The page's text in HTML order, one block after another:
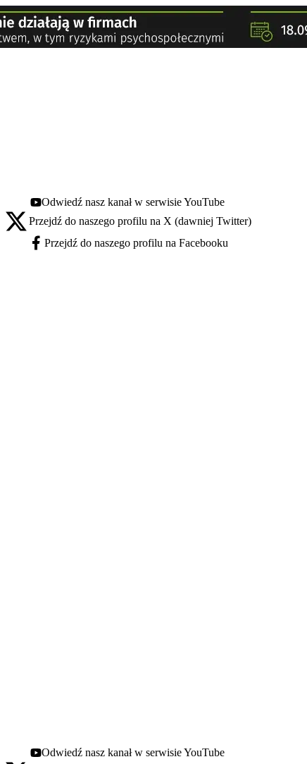
Youtube - otwiera się w nowej karcie
Odwiedź nasz kanał w serwisie YouTube
X - otwiera się w nowej karcie
Przejdź do naszego profilu na X (dawniej Twitter)
Facebook - otwiera się w nowej karcie
Przejdź do naszego profilu na Facebooku
Youtube - otwiera się w nowej karcie
Odwiedź nasz kanał w serwisie YouTube